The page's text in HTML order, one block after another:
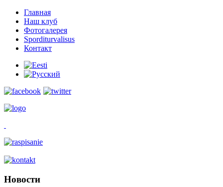
Главная
Наш клуб
Фотогалерея
Sporditurvalisus
Контакт
Новости